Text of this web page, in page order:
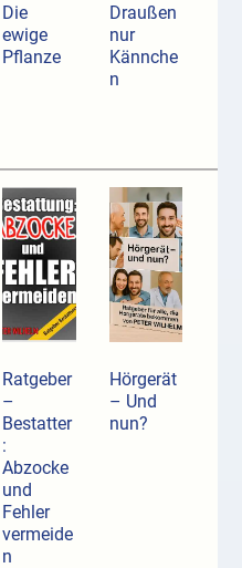
Die
ewige
Pflanze
Draußen
nur
Kännche
n
Ratgeber
–
Bestatter
:
Abzocke
und
Fehler
vermeide
n
Hörgerät
– Und
nun?